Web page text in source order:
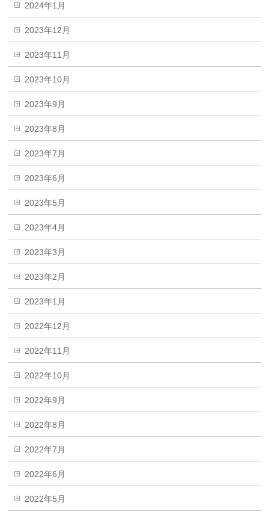
2024年1月
2023年12月
2023年11月
2023年10月
2023年9月
2023年8月
2023年7月
2023年6月
2023年5月
2023年4月
2023年3月
2023年2月
2023年1月
2022年12月
2022年11月
2022年10月
2022年9月
2022年8月
2022年7月
2022年6月
2022年5月